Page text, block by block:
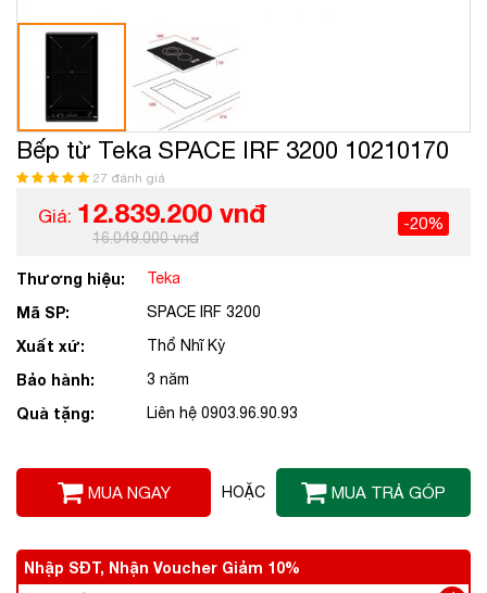
Bếp từ Teka SPACE IRF 3200 10210170
27 đánh giá
Giá: 12.839.200 vnđ
16.049.000 vnđ
-20%
Thương hiệu: Teka
Mã SP: SPACE IRF 3200
Xuất xứ: Thổ Nhĩ Kỳ
Bảo hành: 3 năm
Quà tặng: Liên hệ 0903.96.90.93
MUA NGAY HOẶC MUA TRẢ GÓP
Nhập SĐT, Nhận Voucher Giảm 10%